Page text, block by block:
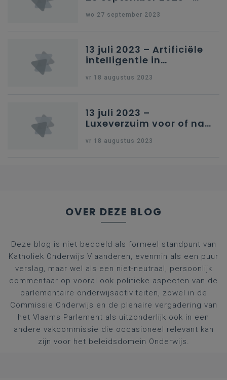
wo 27 september 2023
13 juli 2023 – Artificiële
intelligentie in
vr 18 augustus 2023
13 juli 2023 –
Luxeverzuim voor of na
vr 18 augustus 2023
OVER DEZE BLOG
Deze blog is niet bedoeld als formeel standpunt van
Katholiek Onderwijs Vlaanderen, evenmin als een puur
verslag, maar wel als een niet-neutraal, persoonlijk
commentaar op vooral ook politieke aspecten van de
parlementaire onderwijsactiviteiten, zowel in de
Commissie Onderwijs en de plenaire vergadering van
het Vlaams Parlement als uitzonderlijk ook in een
andere vakcommissie die occasioneel relevant kan
zijn voor het beleidsdomein Onderwijs.